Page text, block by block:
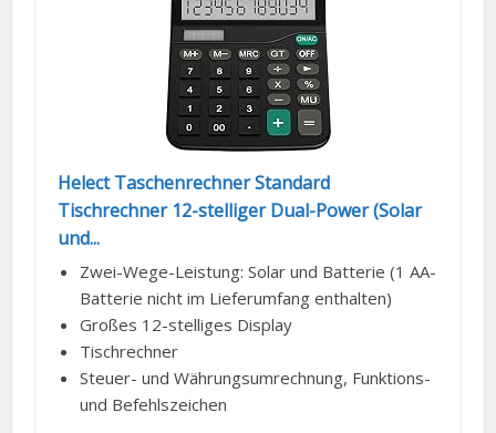
Helect Taschenrechner Standard
Tischrechner 12-stelliger Dual-Power (Solar
und...
Zwei-Wege-Leistung: Solar und Batterie (1 AA-
Batterie nicht im Lieferumfang enthalten)
Großes 12-stelliges Display
Tischrechner
Steuer- und Währungsumrechnung, Funktions-
und Befehlszeichen